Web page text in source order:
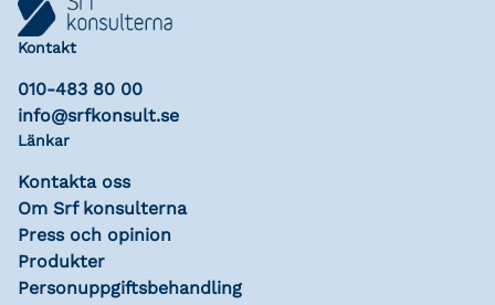
Kontakt
010-483 80 00
info@srfkonsult.se
Länkar
Kontakta oss
Om Srf konsulterna
Press och opinion
Produkter
Personuppgiftsbehandling